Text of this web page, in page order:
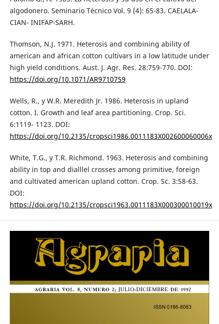
algodonero. Seminario Técnico Vol. 9 (4): 65-83. CAELALA-
CIAN- INIFAP-SARH.
Thomson, N.J. 1971. Heterosis and combining ability of
american and african cotton cultivars in a low latitude under
high yield conditions. Aust. J. Agr. Res. 28:759-770. DOI:
https://doi.org/10.1071/AR9710759
Wells, R., y W.R. Meredith Jr. 1986. Heterosis in upland
cotton. I. Growth and leaf area partitioning. Crop. Sci.
6:1119- 1123. DOI:
https://doi.org/10.2135/cropsci1986.0011183X002600060006x
White, T.G., y T.R. Richmond. 1963. Heterosis and combining
ability in top and dialllel crosses among primitive, foreign
and cultivated american upland cotton. Crop. Sc. 3:58-63.
DOI:
https://doi.org/10.2135/cropsci1963.0011183X000300010019x